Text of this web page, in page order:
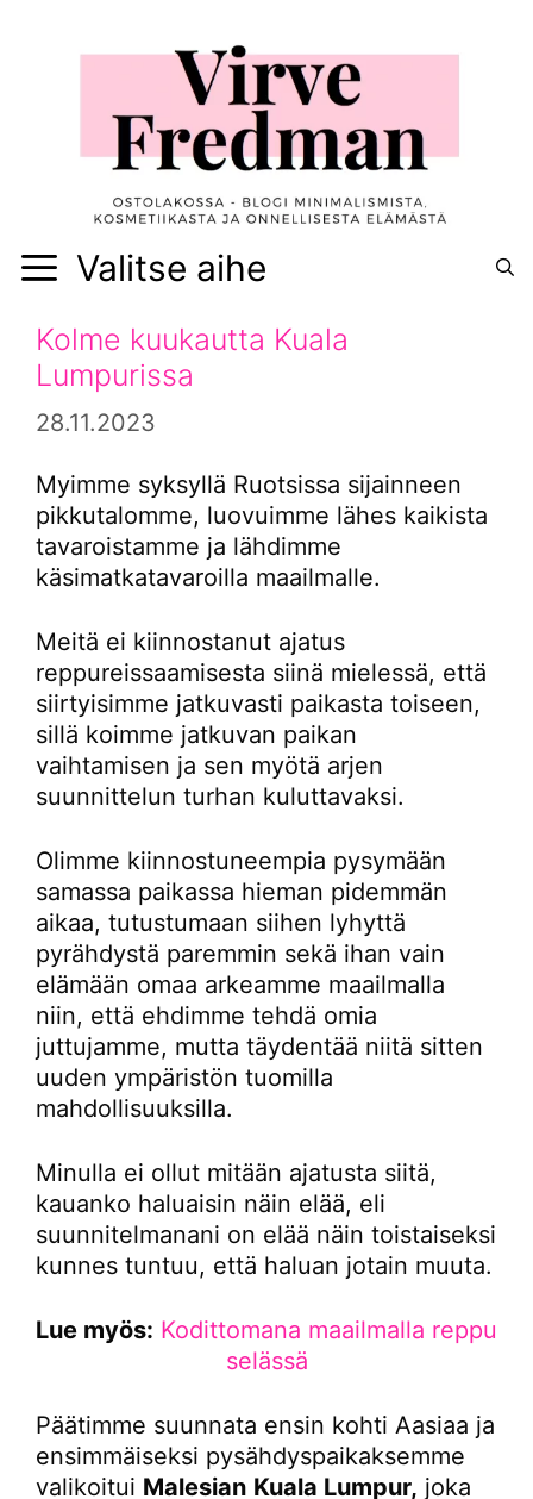
Valitse aihe
Kolme kuukautta Kuala
Lumpurissa
28.11.2023
Myimme syksyllä Ruotsissa sijainneen
pikkutalomme, luovuimme lähes kaikista
tavaroistamme ja lähdimme
käsimatkatavaroilla maailmalle.
Meitä ei kiinnostanut ajatus
reppureissaamisesta siinä mielessä, että
siirtyisimme jatkuvasti paikasta toiseen,
sillä koimme jatkuvan paikan
vaihtamisen ja sen myötä arjen
suunnittelun turhan kuluttavaksi.
Olimme kiinnostuneempia pysymään
samassa paikassa hieman pidemmän
aikaa, tutustumaan siihen lyhyttä
pyrähdystä paremmin sekä ihan vain
elämään omaa arkeamme maailmalla
niin, että ehdimme tehdä omia
juttujamme, mutta täydentää niitä sitten
uuden ympäristön tuomilla
mahdollisuuksilla.
Minulla ei ollut mitään ajatusta siitä,
kauanko haluaisin näin elää, eli
suunnitelmanani on elää näin toistaiseksi
kunnes tuntuu, että haluan jotain muuta.
Lue myös: Kodittomana maailmalla reppu
selässä
Päätimme suunnata ensin kohti Aasiaa ja
ensimmäiseksi pysähdyspaikaksemme
valikoitui Malesian Kuala Lumpur, joka